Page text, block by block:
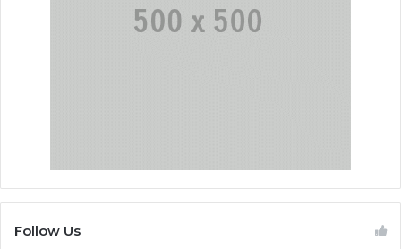
Follow Us